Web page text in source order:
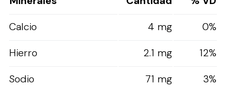
Calcio
4 mg
0%
Hierro
2.1 mg
12%
Sodio
71 mg 3%